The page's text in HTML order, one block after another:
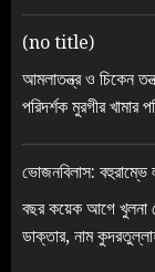
(no title)
আমলাতন্ত্র ও চিকেন
পরিদর্শক মুরগীর খামার
ভোজনবিলাস: বহুরাম্ভে
বছর কয়েক আগে খুলনা
ডাক্তার, নাম